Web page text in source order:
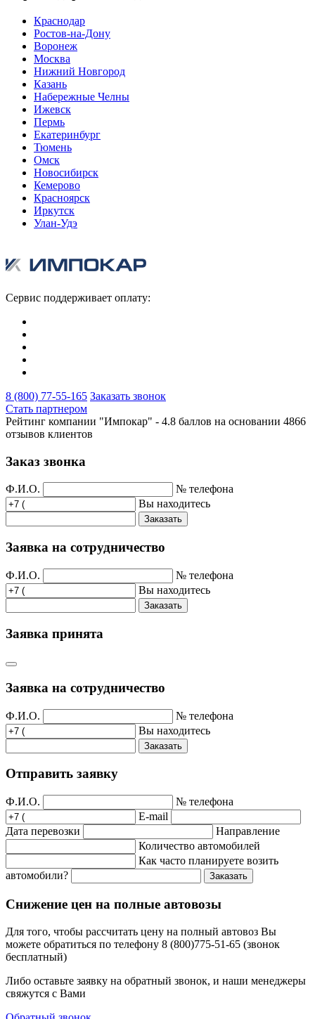
Краснодар
Ростов-на-Дону
Воронеж
Москва
Нижний Новгород
Казань
Набережные Челны
Ижевск
Пермь
Екатеринбург
Тюмень
Омск
Новосибирск
Кемерово
Красноярск
Иркутск
Улан-Удэ
Сервис поддерживает оплату:
8 (800) 77-55-165 Заказать звонок
Стать партнером
Рейтинг компании "Импокар" - 4.8 баллов на основании 4866
отзывов клиентов
Заказ звонка
Ф.И.О.
№ телефона
Вы находитесь
Заказать
Заявка на сотрудничество
Ф.И.О.
№ телефона
Вы находитесь
Заказать
Заявка принята
Заявка на сотрудничество
Ф.И.О.
№ телефона
Вы находитесь
Заказать
Отправить заявку
Ф.И.О.
№ телефона
E-mail
Дата перевозки
Направление
Количество автомобилей
Как часто планируете возить
автомобили?
Заказать
Снижение цен на полные автовозы
Для того, чтобы рассчитать цену на полный автовоз Вы
можете обратиться по телефону 8 (800)775-51-65 (звонок
бесплатный)
Либо оставьте заявку на обратный звонок, и наши менеджеры
свяжутся с Вами